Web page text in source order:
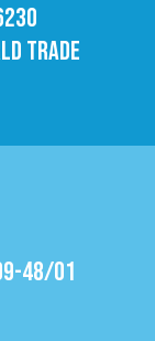
trade
48/01